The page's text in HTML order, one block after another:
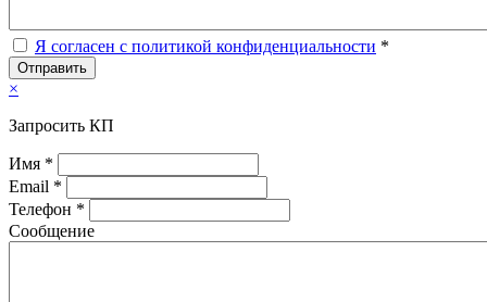
Я согласен с политикой конфиденциальности *
Отправить
×
Запросить КП
Имя *
Email *
Телефон *
Сообщение